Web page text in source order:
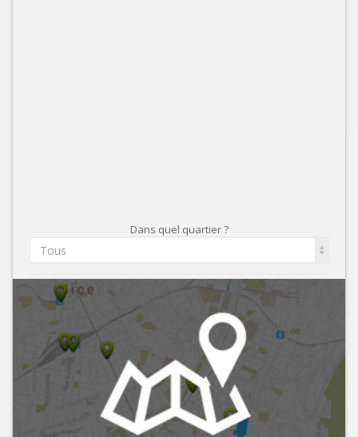
Dans quel quartier ?
Tous